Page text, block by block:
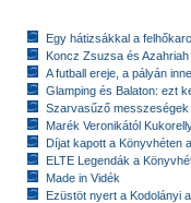
Egy hátizsákkal a
Koncz Zsuzsa és
A futball ereje, a pályán
Glamping és Balaton: ezt
Szarvasűző messzeségek
Marék Veronikától
Díjat kapott a Könyvhéten
ELTE Legendák a
Made in Vidék
Ezüstöt nyert a Kodolányi